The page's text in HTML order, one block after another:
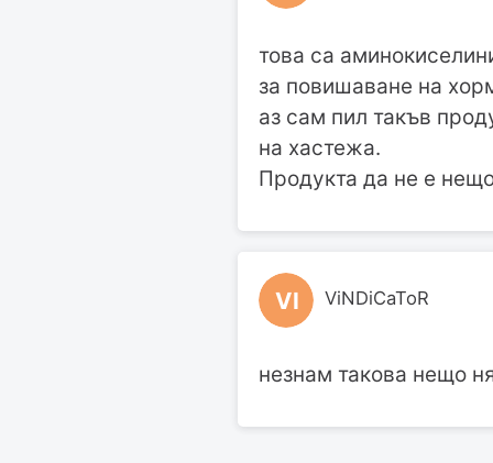
това са
за повишаване на
аз сам пил такъв
на хастежа.
Продукта да не е
VI ViNDiCaToR
незнам такова нещо